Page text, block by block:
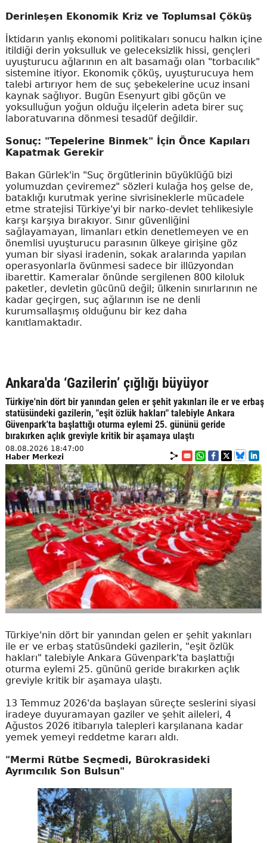
Derinleşen Ekonomik Kriz ve Toplumsal Çöküş
İktidarın yanlış ekonomi politikaları sonucu halkın içine
itildiği derin yoksulluk ve geleceksizlik hissi, gençleri
uyuşturucu ağlarının en alt basamağı olan "torbacılık"
sistemine itiyor. Ekonomik çöküş, uyuşturucuya hem
talebi artırıyor hem de suç şebekelerine ucuz insani
kaynak sağlıyor. Bugün Esenyurt gibi göçün ve
yoksulluğun yoğun olduğu ilçelerin adeta birer suç
laboratuvarına dönmesi tesadüf değildir.
Sonuç: "Tepelerine Binmek" İçin Önce Kapıları
Kapatmak Gerekir
Bakan Gürlek'in "Suç örgütlerinin büyüklüğü bizi
yolumuzdan çeviremez" sözleri kulağa hoş gelse de,
bataklığı kurutmak yerine sivrisineklerle mücadele
etme stratejisi Türkiye'yi bir narko-devlet tehlikesiyle
karşı karşıya bırakıyor. Sınır güvenliğini
sağlayamayan, limanları etkin denetlemeyen ve en
önemlisi uyuşturucu parasının ülkeye girişine göz
yuman bir siyasi iradenin, sokak aralarında yapılan
operasyonlarla övünmesi sadece bir illüzyondan
ibarettir. Kameralar önünde sergilenen 800 kiloluk
paketler, devletin gücünü değil; ülkenin sınırlarının ne
kadar geçirgen, suç ağlarının ise ne denli
kurumsallaşmış olduğunu bir kez daha
kanıtlamaktadır.
Ankara'da ‘Gazilerin’ çığlığı büyüyor
Türkiye'nin dört bir yanından gelen er şehit yakınları ile er ve erbaş
statüsündeki gazilerin, "eşit özlük hakları" talebiyle Ankara
Güvenpark'ta başlattığı oturma eylemi 25. gününü geride
bırakırken açlık greviyle kritik bir aşamaya ulaştı
08.08.2026 18:47:00
Haber Merkezi
Türkiye'nin dört bir yanından gelen er şehit yakınları
ile er ve erbaş statüsündeki gazilerin, "eşit özlük
hakları" talebiyle Ankara Güvenpark'ta başlattığı
oturma eylemi 25. gününü geride bırakırken açlık
greviyle kritik bir aşamaya ulaştı.
13 Temmuz 2026'da başlayan süreçte seslerini siyasi
iradeye duyuramayan gaziler ve şehit aileleri, 4
Ağustos 2026 itibarıyla talepleri karşılanana kadar
yemek yemeyi reddetme kararı aldı.
"Mermi Rütbe Seçmedi, Bürokrasideki
Ayrımcılık Son Bulsun"